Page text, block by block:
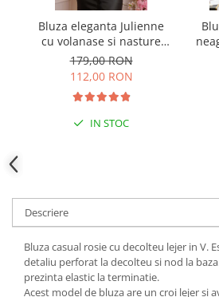
Bluza eleganta Julienne
cu volanase si nasture
stilizat - Roz pudrat
179,00 RON
112,00 RON
IN STOC
Descriere
Bluza casual rosie cu decolteu lejer in V.
detaliu perforat la decolteu si nod la
prezinta elastic la terminatie.
Acest model de bluza are un croi lejer si